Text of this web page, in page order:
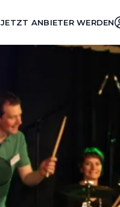
JETZT ANBIETER WERDEN